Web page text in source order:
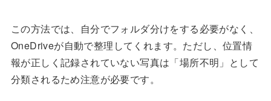
この方法では、自分でフォルダ分けをする必要がなく、
OneDriveが自動で整理してくれます。ただし、位置情
報が正しく記録されていない写真は「場所不明」として
分類されるため注意が必要です。